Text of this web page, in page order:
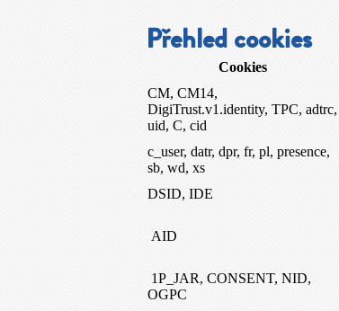
Přehled cookies
Cookies
CM, CM14,
DigiTrust.v1.identity, TPC, adtrc,
uid, C, cid
c_user, datr, dpr, fr, pl, presence,
sb, wd, xs
DSID, IDE
AID
1P_JAR, CONSENT, NID,
OGPC